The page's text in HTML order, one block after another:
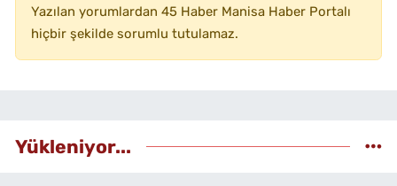
Yazılan yorumlardan 45 Haber Manisa Haber Portalı
hiçbir şekilde sorumlu tutulamaz.
Yükleniyor...